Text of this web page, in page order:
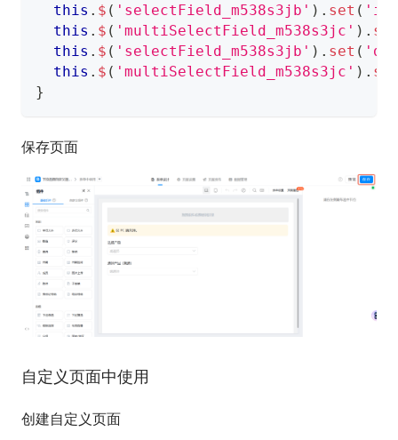
this . $ ( 'selectField_m538s3jb' ) . set (
this . $ ( 'multiSelectField_m538s3jc' ) .
this . $ ( 'selectField_m538s3jb' ) . set (
this . $ ( 'multiSelectField_m538s3jc' ) .
}
保存页面
自定义页面中使用
创建自定义页面